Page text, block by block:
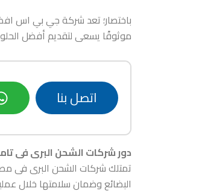
باختصار؛ تعد شركة جي بي اس
موثوقًا يسعى لتقديم أفضل
اتصل بنا
دور شركات الشحن البرى فى
تمتلك شركات الشحن البرى فى
البضائع وضمان سلامتها خلال